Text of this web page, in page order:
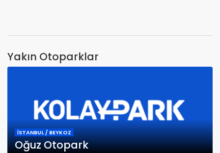
Yakın Otoparklar
İSTANBUL / BEYKOZ
Oğuz Otopark